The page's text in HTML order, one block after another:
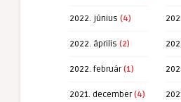
2022. június (4)
2022. április (2)
2022. február(1)
2021. december(4)